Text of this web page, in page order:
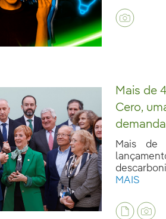
Mais de
Cero,
Mais de
MAIS